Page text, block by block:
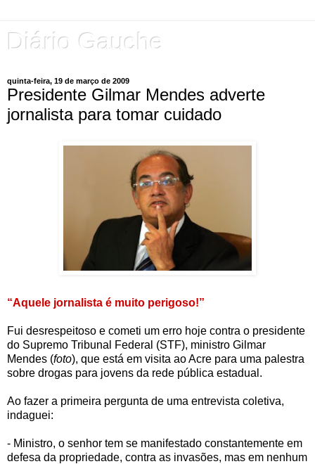
Diário Gauche
quinta-feira, 19 de março de 2009
Presidente Gilmar Mendes adverte
jornalista para tomar cuidado
“Aquele jornalista é muito perigoso!”
Fui desrespeitoso e cometi um erro hoje contra o presidente
do Supremo Tribunal Federal (STF), ministro Gilmar
Mendes (foto), que está em visita ao Acre para uma palestra
sobre drogas para jovens da rede pública estadual.
Ao fazer a primeira pergunta de uma entrevista coletiva,
indaguei:
- Ministro, o senhor tem se manifestado constantemente em
defesa da propriedade, contra as invasões, mas em nenhum